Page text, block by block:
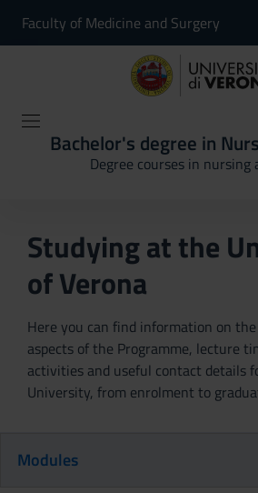
Faculty of Medicine and Surgery
Bachelor's degree in
Degree courses in nursing
Studying at the
of Verona
Here you can find information on
aspects of the Programme, lecture
activities and useful contact details
University, from enrolment to
Modules